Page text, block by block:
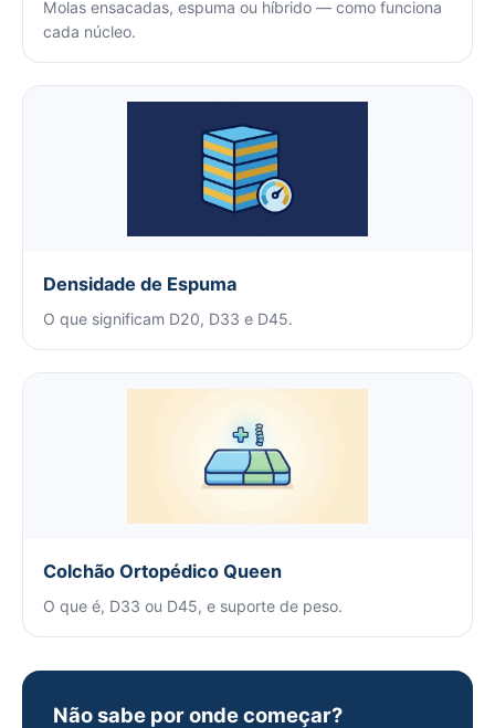
Molas ensacadas, espuma ou híbrido — como funciona
cada núcleo.
Densidade de Espuma
O que significam D20, D33 e D45.
Colchão Ortopédico Queen
O que é, D33 ou D45, e suporte de peso.
Não sabe por onde começar?